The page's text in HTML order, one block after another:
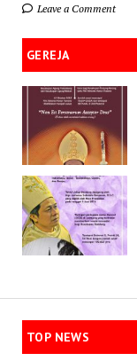
Leave a Comment
GEREJA
TOP NEWS